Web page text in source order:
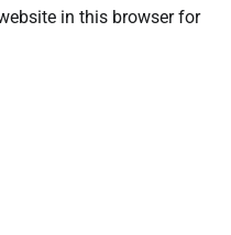
in this browser for